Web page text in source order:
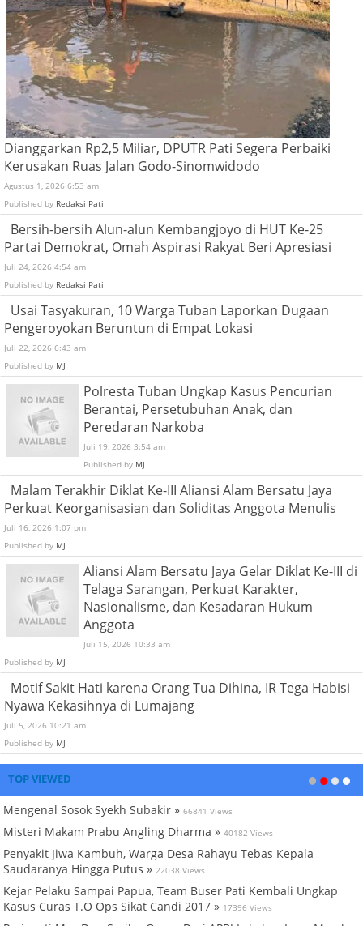
Dianggarkan Rp2,5 Miliar, DPUTR Pati Segera Perbaiki
Kerusakan Ruas Jalan Godo-Sinomwidodo
Agustus 1, 2026 6:53 am
Published by Redaksi Pati
Bersih-bersih Alun-alun Kembangjoyo di HUT Ke-25
Partai Demokrat, Omah Aspirasi Rakyat Beri Apresiasi
Juli 24, 2026 4:54 am
Published by Redaksi Pati
Usai Tasyakuran, 10 Warga Tuban Laporkan Dugaan
Pengeroyokan Beruntun di Empat Lokasi
Juli 22, 2026 6:43 am
Published by MJ
Polresta Tuban Ungkap Kasus Pencurian
Berantai, Persetubuhan Anak, dan
Peredaran Narkoba
Juli 19, 2026 3:54 am
Published by MJ
Malam Terakhir Diklat Ke-III Aliansi Alam Bersatu Jaya
Perkuat Keorganisasian dan Soliditas Anggota Menulis
Juli 16, 2026 1:07 pm
Published by MJ
Aliansi Alam Bersatu Jaya Gelar Diklat Ke-III di
Telaga Sarangan, Perkuat Karakter,
Nasionalisme, dan Kesadaran Hukum
Anggota
Juli 15, 2026 10:33 am
Published by MJ
Motif Sakit Hati karena Orang Tua Dihina, IR Tega Habisi
Nyawa Kekasihnya di Lumajang
Juli 5, 2026 10:21 am
Published by MJ
TOP VIEWED
Mengenal Sosok Syekh Subakir » 66841 Views
Misteri Makam Prabu Angling Dharma » 40182 Views
Penyakit Jiwa Kambuh, Warga Desa Rahayu Tebas Kepala
Saudaranya Hingga Putus » 22038 Views
Kejar Pelaku Sampai Papua, Team Buser Pati Kembali Ungkap
Kasus Curas T.O Ops Sikat Candi 2017 » 17396 Views